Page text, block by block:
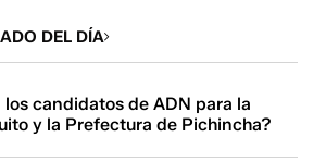
DEL DÍA
candidatos de ADN para la
y la Prefectura de Pichincha?